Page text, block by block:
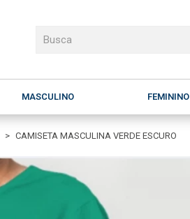
MASCULINO FEMININO
CAMISETA MASCULINA VERDE ESCURO